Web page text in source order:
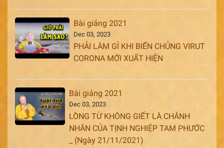
Bài giảng 2021
Dec 03, 2023
PHẢI LÀM GÌ KHI BIẾN CHỦNG VIRUT
CORONA MỚI XUẤT HIỆN
Bài giảng 2021
Dec 03, 2023
LÒNG TỪ KHÔNG GIẾT LÀ CHÁNH
NHÂN CỦA TỊNH NGHIỆP TAM PHƯỚC
_ (Ngày 21/11/2021)